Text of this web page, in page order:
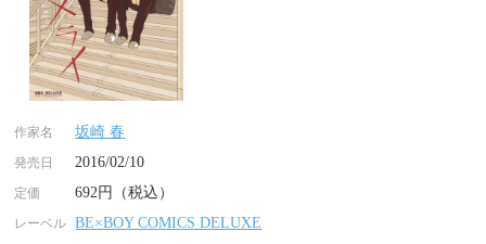
作家名 坂崎 春
発売日 2016/02/10
定価 692円（税込）
レーベル BE×BOY COMICS DELUXE